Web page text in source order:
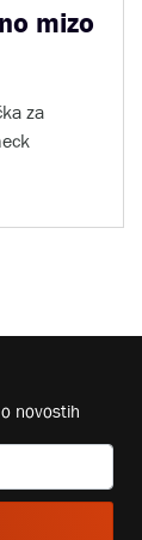
mizo
za
novostih